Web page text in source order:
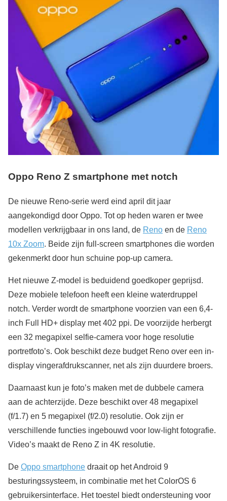
Oppo Reno Z smartphone met notch
De nieuwe Reno-serie werd eind april dit jaar
aangekondigd door Oppo. Tot op heden waren er twee
modellen verkrijgbaar in ons land, de Reno en de Reno
10x Zoom. Beide zijn full-screen smartphones die worden
gekenmerkt door hun schuine pop-up camera.
Het nieuwe Z-model is beduidend goedkoper geprijsd.
Deze mobiele telefoon heeft een kleine waterdruppel
notch. Verder wordt de smartphone voorzien van een 6,4-
inch Full HD+ display met 402 ppi. De voorzijde herbergt
een 32 megapixel selfie-camera voor hoge resolutie
portretfoto’s. Ook beschikt deze budget Reno over een in-
display vingerafdrukscanner, net als zijn duurdere broers.
Daarnaast kun je foto’s maken met de dubbele camera
aan de achterzijde. Deze beschikt over 48 megapixel
(f/1.7) en 5 megapixel (f/2.0) resolutie. Ook zijn er
verschillende functies ingebouwd voor low-light fotografie.
Video’s maakt de Reno Z in 4K resolutie.
De Oppo smartphone draait op het Android 9
besturingssysteem, in combinatie met het ColorOS 6
gebruikersinterface. Het toestel biedt ondersteuning voor